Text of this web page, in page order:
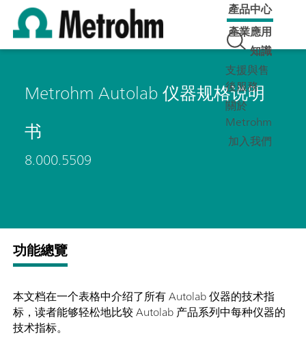
產品中心
產業應用
知識
支援與售
後服務
關於
Metrohm
加入我們
Metrohm Autolab 仪器规格说明
书
8.000.5509
功能總覽
本文档在一个表格中介绍了所有 Autolab 仪器的技术指
标，读者能够轻松地比较 Autolab 产品系列中每种仪器的
技术指标。